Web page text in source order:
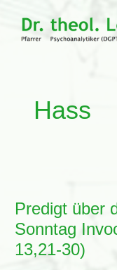
springen
Hass
Predigt über
Sonntag
13,21-30)